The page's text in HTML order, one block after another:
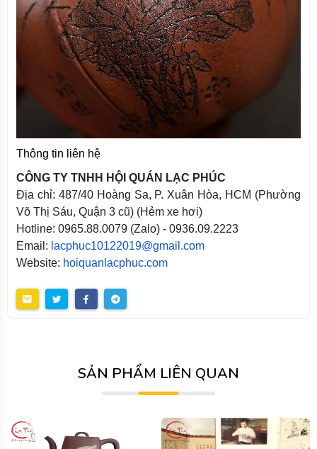
Thông tin liên hệ
CÔNG TY TNHH HỘI QUÁN LẠC PHÚC
Địa chỉ: 487/40 Hoàng Sa, P. Xuân Hòa, HCM (Phường
Võ Thị Sáu, Quận 3 cũ) (Hẻm xe hơi)
Hotline: 0965.88.0079 (Zalo) - 0936.09.2223
Email: lacphuc10122019@gmail.com
Website: hoiquanlacphuc.com
SẢN PHẨM LIÊN QUAN